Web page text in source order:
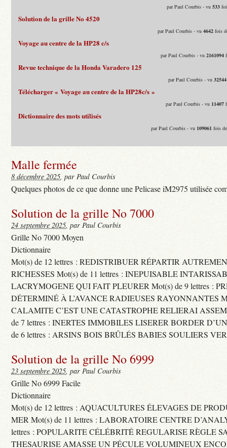
par Paul Courbis - vu533
Solution de la grille No 4520
par Paul Courbis - vu4642 fois
Voyage au centre de la HP28 c/s
par Paul Courbis - vu2161094
Revue technique de la Honda Varadero 125
par Paul Courbis - vu32544
Télécharger « Voyage au centre de la HP28c/s »
par Paul Courbis - vu 11407
Dictionnaire des mots utilisés
par Paul Courbis - vu 109061 fois
Malle fermée
8 décembre 2025, par Paul Courbis
Quelques photos de ce que donne une Pelicase iM2975 utilisée
Solution de la grille No 7000
24 septembre 2025, par Paul Courbis
Grille No 7000 Moyen
Dictionnaire
Mot(s) de 12 lettres : REDISTRIBUER RÉPARTIR
RICHESSES Mot(s) de 11 lettres : INEPUISABLE
LACRYMOGENE QUI FAIT PLEURER Mot(s) de 9 lettres :
DÉTERMINÉ À L’AVANCE RADIEUSES RAYONNANTES
CALAMITE C’EST UNE CATASTROPHE RELIERAI
de 7 lettres : INERTES IMMOBILES LISERER BORDER
de 6 lettres : ARSINS BOIS BRÛLÉS BABIES SOULIERS
Solution de la grille No 6999
23 septembre 2025, par Paul Courbis
Grille No 6999 Facile
Dictionnaire
Mot(s) de 12 lettres : AQUACULTURES ÉLEVAGES DE
MER Mot(s) de 11 lettres : LABORATOIRE CENTRE
lettres : POPULARITE CÉLÉBRITÉ REGULARISE RÈGLE
THESAURISE AMASSE UN PÉCULE VOLUMINEUX